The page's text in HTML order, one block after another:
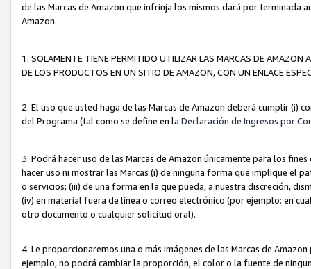
de las Marcas de Amazon que infrinja los mismos dará por terminada
Amazon.
1. SOLAMENTE TIENE PERMITIDO UTILIZAR LAS MARCAS DE
DE LOS PRODUCTOS EN UN SITIO DE AMAZON, CON UN ENLACE
2. El uso que usted haga de las Marcas de Amazon deberá cumplir (i)
del Programa (tal como se define en la Declaración de Ingresos por
3. Podrá hacer uso de las Marcas de Amazon únicamente para los
hacer uso ni mostrar las Marcas (i) de ninguna forma que implique el
o servicios; (iii) de una forma en la que pueda, a nuestra discreción,
(iv) en material fuera de línea o correo electrónico (por ejemplo: en
otro documento o cualquier solicitud oral).
4. Le proporcionaremos una o más imágenes de las Marcas de
ejemplo, no podrá cambiar la proporción, el color o la fuente de